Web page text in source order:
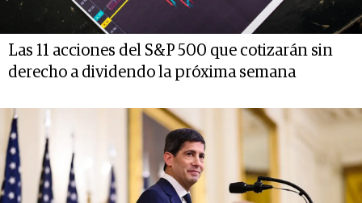
Las 11 acciones del S&P 500 que cotizarán sin
derecho a dividendo la próxima semana